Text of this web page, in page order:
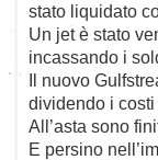
stato liquidato
Un jet è stato
incassando i
Il nuovo
dividendo i
All’asta sono
E persino